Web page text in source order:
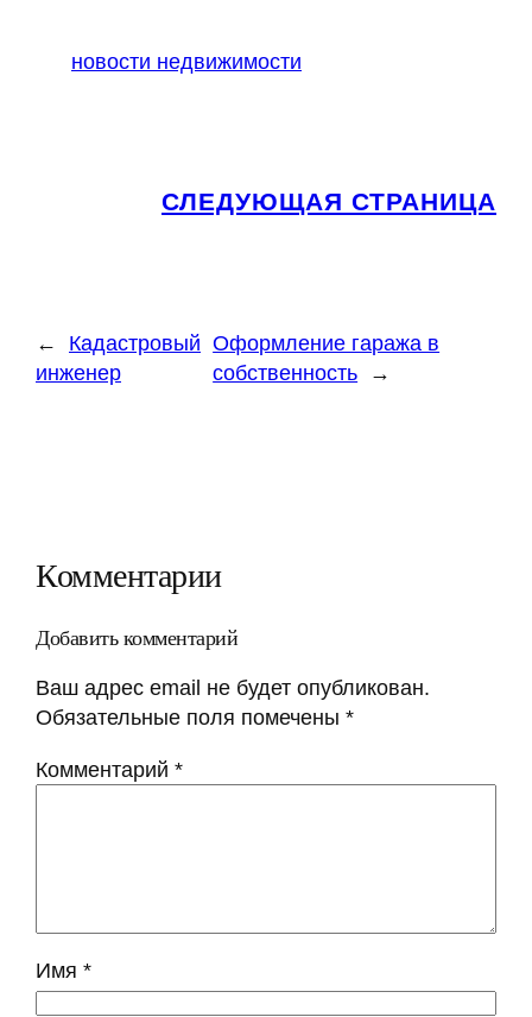
новости недвижимости
СЛЕДУЮЩАЯ СТРАНИЦА
←
Кадастровый
инженер
Оформление гаража в
собственность
→
Комментарии
Добавить комментарий
Ваш адрес email не будет опубликован.
Обязательные поля помечены *
Комментарий *
Имя *